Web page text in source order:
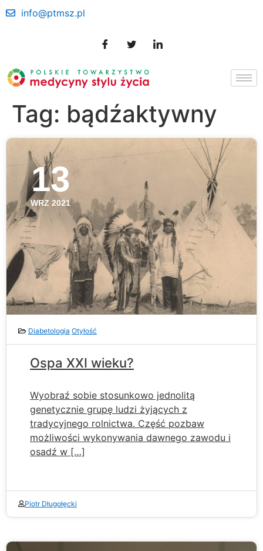
info@ptmsz.pl
Tag: bądźaktywny
13
WRZ 2021
Diabetologia Otyłość
Ospa XXI wieku?
Wyobraź sobie stosunkowo jednolitą
genetycznie grupę ludzi żyjących z
tradycyjnego rolnictwa. Część pozbaw
możliwości wykonywania dawnego zawodu i
osadź w […]
Piotr Długołęcki